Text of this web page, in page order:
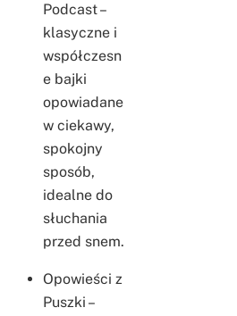
Podcast –
klasyczne i
współczesn
e bajki
opowiadane
w ciekawy,
spokojny
sposób,
idealne do
słuchania
przed snem.
Opowieści z
Puszki –